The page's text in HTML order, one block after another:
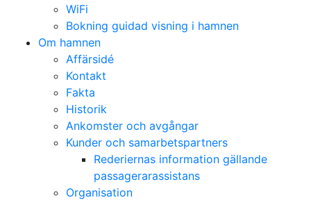
WiFi
Bokning guidad visning i hamnen
Om hamnen
Affärsidé
Kontakt
Fakta
Historik
Ankomster och avgångar
Kunder och samarbetspartners
Rederiernas information gällande
passagerarassistans
Organisation